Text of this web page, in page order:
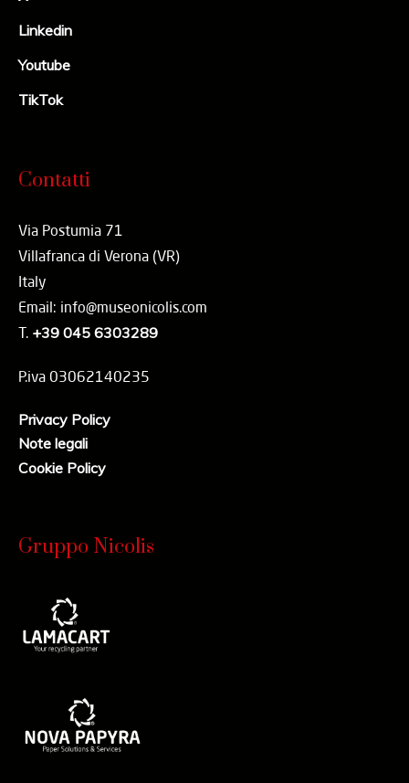
Linkedin
Youtube
TikTok
Contatti
Via Postumia 71
Villafranca di Verona (VR)
Italy
Email: info@museonicolis.com
T. +39 045 6303289
P.iva 03062140235
Privacy Policy
Note legali
Cookie Policy
Gruppo Nicolis